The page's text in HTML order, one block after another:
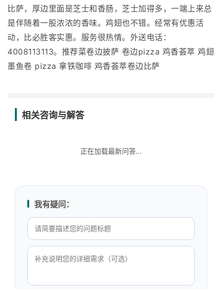
比萨，厚边里面是芝士和香肠，芝士加得多，一端上来总
是伴随着一股浓浓的香味。鸡翅也不错。经常有优惠活
动，比必胜客实惠。服务很热情。外送电话：
4008113113。推荐菜卷边披萨 卷边pizza 鸡香荟萃 鸡翅
墨鱼卷 pizza 拿铁咖啡 鸡香荟萃卷边比萨
相关咨询与解答
正在加载最新问答...
我有疑问：